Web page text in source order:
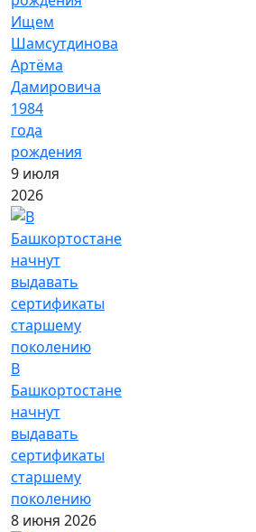
Ищем
Шамсутдинова
Артёма
Дамировича
1984
года
рождения
9 июля
2026
В
Башкортостане
начнут
выдавать
сертификаты
старшему
поколению
8 июня 2026